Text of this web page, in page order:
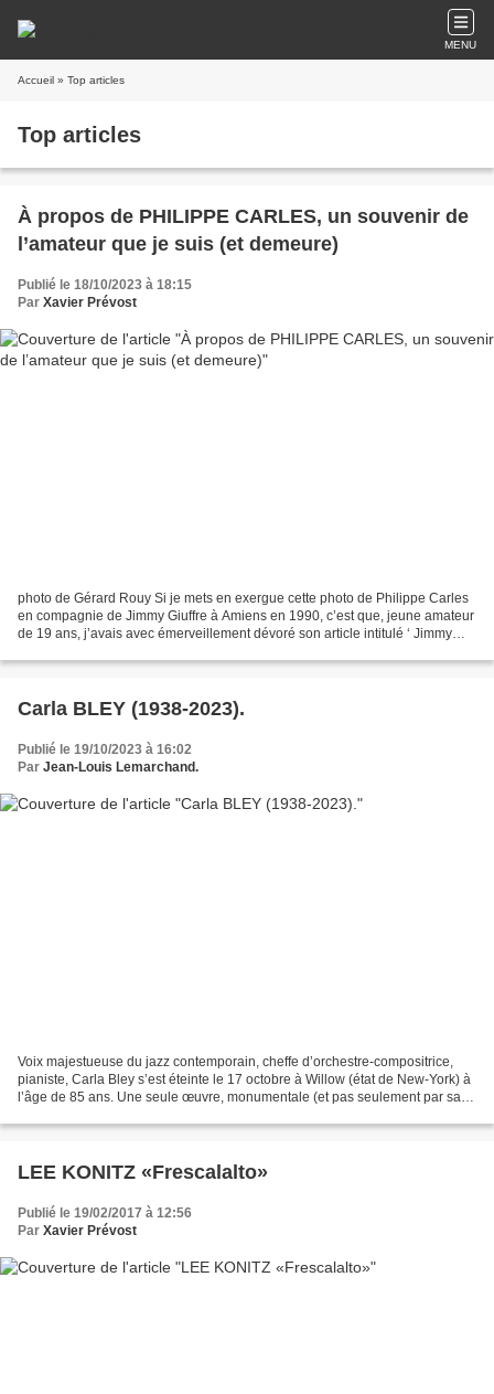
MENU
Accueil » Top articles
Top articles
À propos de PHILIPPE CARLES, un souvenir de
l’amateur que je suis (et demeure)
Publié le 18/10/2023 à 18:15
Par Xavier Prévost
photo de Gérard Rouy Si je mets en exergue cette photo de Philippe Carles
en compagnie de Jimmy Giuffre à Amiens en 1990, c’est que, jeune amateur
de 19 ans, j’avais avec émerveillement dévoré son article intitulé ‘ Jimmy
Carla BLEY (1938-2023).
Publié le 19/10/2023 à 16:02
Par Jean-Louis Lemarchand.
Voix majestueuse du jazz contemporain, cheffe d’orchestre-compositrice,
pianiste, Carla Bley s’est éteinte le 17 octobre à Willow (état de New-York) à
l’âge de 85 ans. Une seule œuvre, monumentale (et pas seulement par sa
LEE KONITZ «Frescalalto»
Publié le 19/02/2017 à 12:56
Par Xavier Prévost